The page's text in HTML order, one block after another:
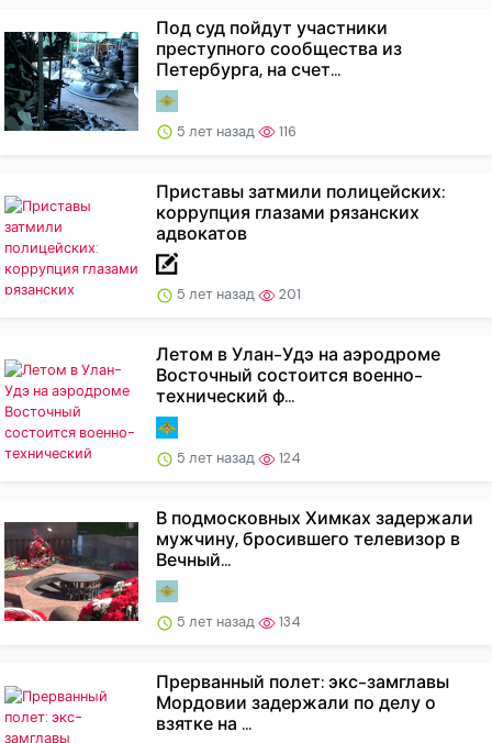
Под суд пойдут участники
преступного сообщества из
Петербурга, на счет...
5 лет назад 116
Приставы затмили полицейских:
коррупция глазами рязанских
адвокатов
5 лет назад 201
Летом в Улан-Удэ на аэродроме
Восточный состоится военно-
технический ф...
5 лет назад 124
В подмосковных Химках задержали
мужчину, бросившего телевизор в
Вечный...
5 лет назад 134
Прерванный полет: экс-замглавы
Мордовии задержали по делу о
взятке на ...